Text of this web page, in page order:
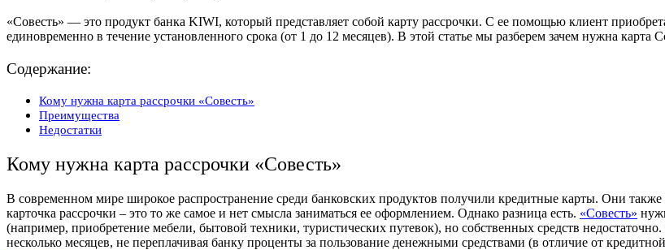
«Совесть» — это продукт банка KIWI, который представляет собой карту рассрочки. С ее помощью клиент
единовременно в течение установленного срока (от 1 до 12 месяцев). В этой статье мы разберем зачем нужна карта
Содержание:
Кому нужна карта рассрочки «Совесть»
Преимущества
Недостатки
Кому нужна карта рассрочки «Совесть»
В современном мире широкое распространение среди банковских продуктов получили кредитные карты. Они
карточка рассрочки – это то же самое и нет смысла заниматься ее оформлением. Однако разница есть. «Совесть»
(например, приобретение мебели, бытовой техники, туристических путевок), но собственных средств
несколько месяцев, не переплачивая банку проценты за пользование денежными средствами (в отличие от